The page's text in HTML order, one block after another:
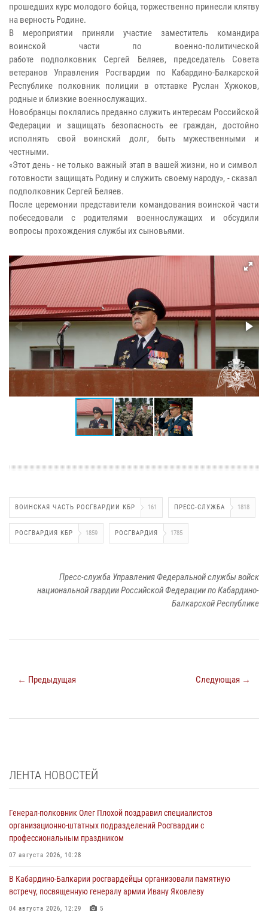
прошедших курс молодого бойца, торжественно принесли клятву
на верность Родине.
В мероприятии приняли участие заместитель командира
воинской части по военно-политической
работе подполковник Сергей Беляев, председатель Совета
ветеранов Управления Росгвардии по Кабардино-Балкарской
Республике полковник полиции в отставке Руслан Хужоков,
родные и близкие военнослужащих.
Новобранцы поклялись преданно служить интересам Российской
Федерации и защищать безопасность ее граждан, достойно
исполнять свой воинский долг, быть мужественными и
честными.
«Этот день - не только важный этап в вашей жизни, но и символ
готовности защищать Родину и служить своему народу», - сказал
подполковник Сергей Беляев.
После церемонии представители командования воинской части
побеседовали с родителями военнослужащих и обсудили
вопросы прохождения службы их сыновьями.
ВОИНСКАЯ ЧАСТЬ РОСГВАРДИИ КБР 161 ПРЕСС-СЛУЖБА 1818
РОСГВАРДИЯ КБР 1859 РОСГВАРДИЯ 1785
Пресс-служба Управления Федеральной службы войск
национальной гвардии Российской Федерации по Кабардино-
Балкарской Республике
← Предыдущая Следующая →
ЛЕНТА НОВОСТЕЙ
Генерал-полковник Олег Плохой поздравил специалистов
организационно-штатных подразделений Росгвардии с
профессиональным праздником
07 августа 2026, 10:28
В Кабардино-Балкарии росгвардейцы организовали памятную
встречу, посвященную генералу армии Ивану Яковлеву
04 августа 2026, 12:29 5